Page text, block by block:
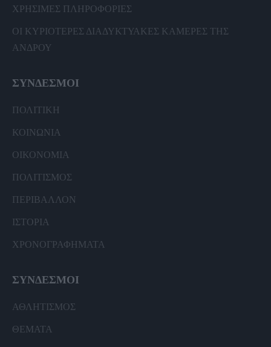
ΧΡΗΣΙΜΕΣ ΠΛΗΡΟΦΟΡΙΕΣ
ΟΙ ΚΥΡΙΟΤΕΡΕΣ ΔΙΑΔΥΚΤΥΑΚΕΣ ΚΑΜΕΡΕΣ ΤΗΣ
ΑΝΔΡΟΥ
ΣΥΝΔΕΣΜΟΙ
ΠΟΛΙΤΙΚΗ
ΚΟΙΝΩΝΙΑ
ΟΙΚΟΝΟΜΙΑ
ΠΟΛΙΤΙΣΜΟΣ
ΠΕΡΙΒΑΛΛΟΝ
ΙΣΤΟΡΙΑ
ΧΡΟΝΟΓΡΑΦΗΜΑΤΑ
ΣΥΝΔΕΣΜΟΙ
ΑΘΛΗΤΙΣΜΟΣ
ΘΕΜΑΤΑ